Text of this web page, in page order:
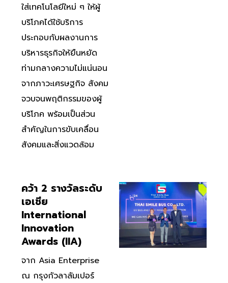
ใส่เทคโนโลยีใหม่ ๆ ให้ผู้
บริโภคได้ใช้บริการ
ประกอบกับผลงานการ
บริหารธุรกิจให้ยืนหยัด
ท่ามกลางความไม่แน่นอน
จากภาวะเศรษฐกิจ สังคม
จวบจนพฤติกรรมของผู้
บริโภค พร้อมเป็นส่วน
สำคัญในการขับเคลื่อน
สังคมและสิ่งแวดล้อม
คว้า 2 รางวัลระดับ
เอเชีย
International
Innovation
Awards (IIA)
จาก Asia Enterprise
ณ กรุงกัวลาลัมเปอร์